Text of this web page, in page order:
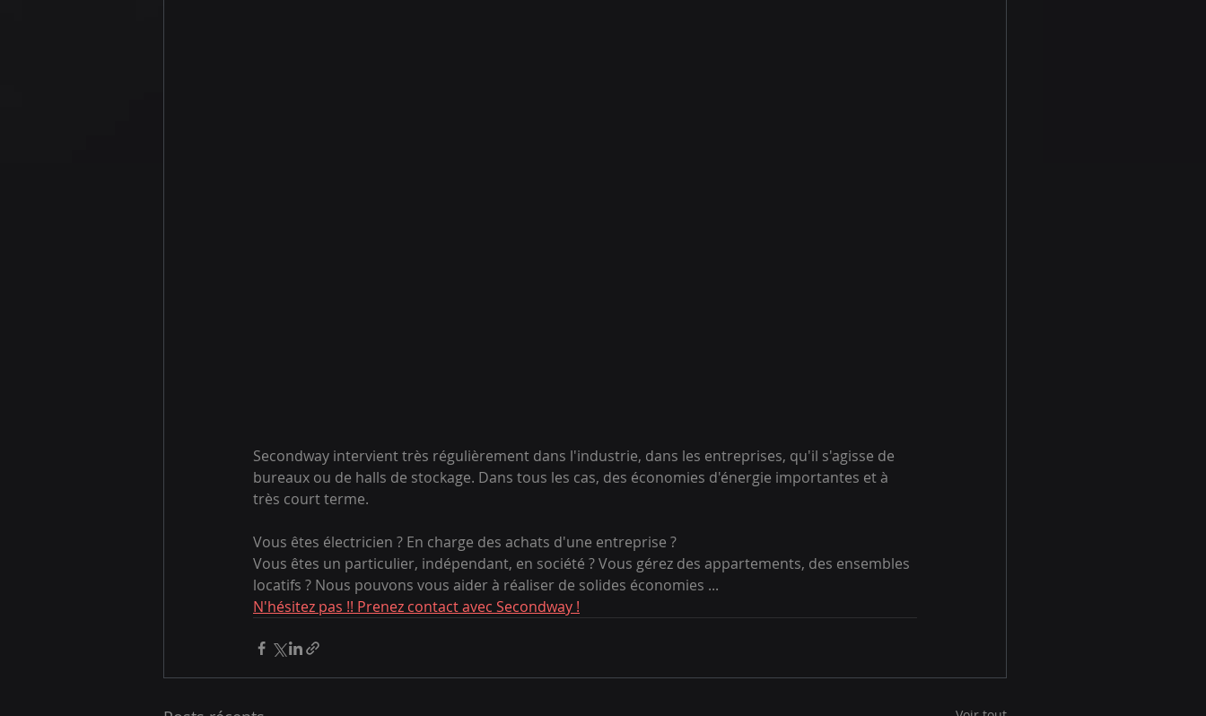
Secondway intervient très régulièrement dans l'industrie, dans les entreprises, qu'il s'agisse de
bureaux ou de halls de stockage. Dans tous les cas, des économies d'énergie importantes et à
très court terme.
Vous êtes électricien ? En charge des achats d'une entreprise ?
Vous êtes un particulier, indépendant, en société ? Vous gérez des appartements, des ensembles
locatifs ? Nous pouvons vous aider à réaliser de solides économies ...
N'hésitez pas !! Prenez contact avec Secondway !